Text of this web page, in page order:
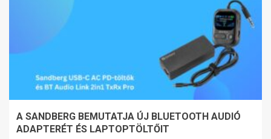
A SANDBERG BEMUTATJA ÚJ BLUETOOTH AUDIÓ
ADAPTERÉT ÉS LAPTOPTÖLTŐIT